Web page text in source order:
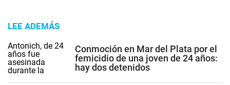
LEE ADEMÁS
Conmoción en Mar del Plata por el
femicidio de una joven de 24 años:
hay dos detenidos